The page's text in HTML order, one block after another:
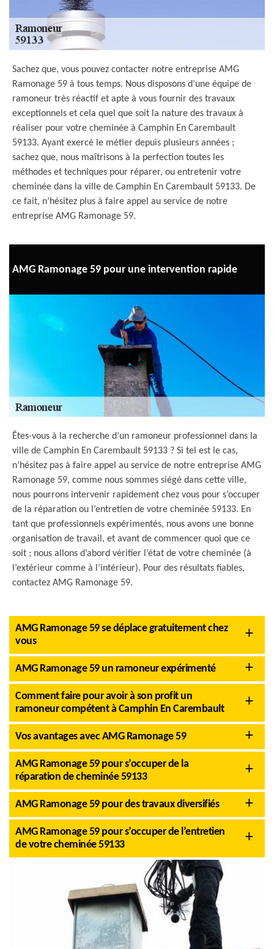
Sachez que, vous pouvez contacter notre entreprise AMG
Ramonage 59 à tous temps. Nous disposons d’une équipe de
ramoneur très réactif et apte à vous fournir des travaux
exceptionnels et cela quel que soit la nature des travaux à
réaliser pour votre cheminée à Camphin En Carembault
59133. Ayant exercé le métier depuis plusieurs années ;
sachez que, nous maîtrisons à la perfection toutes les
méthodes et techniques pour réparer, ou entretenir votre
cheminée dans la ville de Camphin En Carembault 59133. De
ce fait, n’hésitez plus à faire appel au service de notre
entreprise AMG Ramonage 59.
AMG Ramonage 59 pour une intervention rapide
Êtes-vous à la recherche d’un ramoneur professionnel dans la
ville de Camphin En Carembault 59133 ? Si tel est le cas,
n’hésitez pas à faire appel au service de notre entreprise AMG
Ramonage 59, comme nous sommes siégé dans cette ville,
nous pourrons intervenir rapidement chez vous pour s’occuper
de la réparation ou l’entretien de votre cheminée 59133. En
tant que professionnels expérimentés, nous avons une bonne
organisation de travail, et avant de commencer quoi que ce
soit ; nous allons d’abord vérifier l’état de votre cheminée (à
l’extérieur comme à l’intérieur). Pour des résultats fiables,
contactez AMG Ramonage 59.
AMG Ramonage 59 se déplace gratuitement chez
vous
AMG Ramonage 59 un ramoneur expérimenté
Comment faire pour avoir à son profit un
ramoneur compétent à Camphin En Carembault
Vos avantages avec AMG Ramonage 59
AMG Ramonage 59 pour s’occuper de la
réparation de cheminée 59133
AMG Ramonage 59 pour des travaux diversifiés
AMG Ramonage 59 pour s’occuper de l’entretien
de votre cheminée 59133